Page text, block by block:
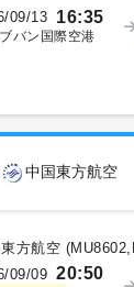
09/13 16:35
バン国際空港
中国東方航空
方航空 (
09/09 20:50